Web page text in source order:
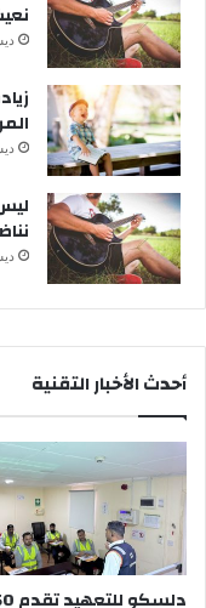
أحدث الأخبار التقنية